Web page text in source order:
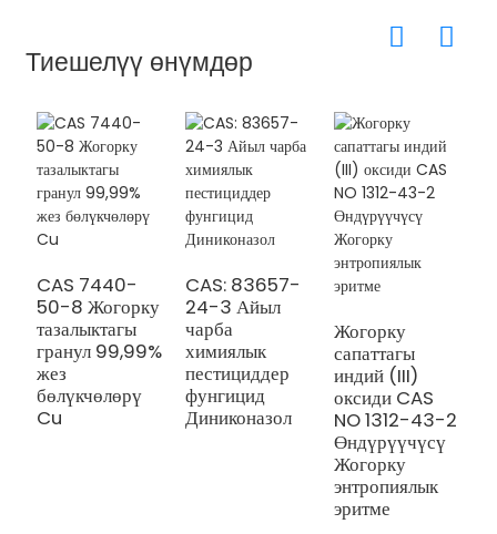
Тиешелүү өнүмдөр
CAS 7440-
50-8 Жогорку
тазалыктагы
гранул 99,99%
жез
бөлүкчөлөрү
Cu
CAS: 83657-
24-3 Айыл
чарба
химиялык
пестициддер
фунгицид
Диниконазол
Жогорку
сапаттагы
индий (III)
оксиди CAS
NO 1312-43-2
Өндүрүүчүсү
Жогорку
энтропиялык
эритме